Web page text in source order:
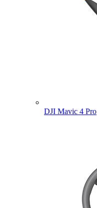
DJI Mavic 4 Pro